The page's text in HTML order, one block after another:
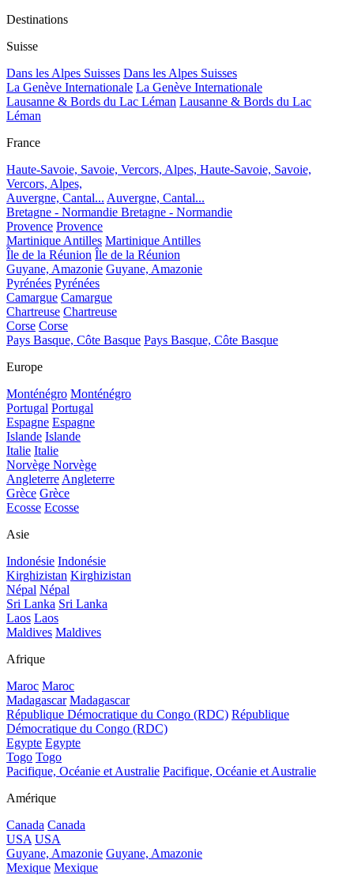
Destinations
Suisse
Dans les Alpes Suisses Dans les Alpes Suisses
La Genève Internationale La Genève Internationale
Lausanne & Bords du Lac Léman Lausanne & Bords du Lac
Léman
France
Haute-Savoie, Savoie, Vercors, Alpes, Haute-Savoie, Savoie,
Vercors, Alpes,
Auvergne, Cantal... Auvergne, Cantal...
Bretagne - Normandie Bretagne - Normandie
Provence Provence
Martinique Antilles Martinique Antilles
Île de la Réunion Île de la Réunion
Guyane, Amazonie Guyane, Amazonie
Pyrénées Pyrénées
Camargue Camargue
Chartreuse Chartreuse
Corse Corse
Pays Basque, Côte Basque Pays Basque, Côte Basque
Europe
Monténégro Monténégro
Portugal Portugal
Espagne Espagne
Islande Islande
Italie Italie
Norvège Norvège
Angleterre Angleterre
Grèce Grèce
Ecosse Ecosse
Asie
Indonésie Indonésie
Kirghizistan Kirghizistan
Népal Népal
Sri Lanka Sri Lanka
Laos Laos
Maldives Maldives
Afrique
Maroc Maroc
Madagascar Madagascar
République Démocratique du Congo (RDC) République
Démocratique du Congo (RDC)
Egypte Egypte
Togo Togo
Pacifique, Océanie et Australie Pacifique, Océanie et Australie
Amérique
Canada Canada
USA USA
Guyane, Amazonie Guyane, Amazonie
Mexique Mexique